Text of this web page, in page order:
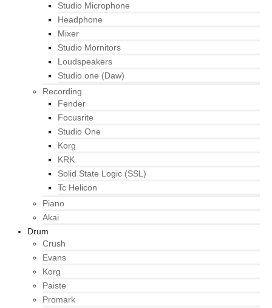
Studio Microphone
Headphone
Mixer
Studio Mornitors
Loudspeakers
Studio one (Daw)
Recording
Fender
Focusrite
Studio One
Korg
KRK
Solid State Logic (SSL)
Tc Helicon
Piano
Akai
Drum
Crush
Evans
Korg
Paiste
Promark